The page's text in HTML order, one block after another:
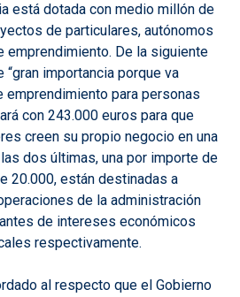
está dotada con medio millón de
de particulares, autónomos
emprendimiento. De la siguiente
“gran importancia porque va
para personas
con 243.000 euros para que
creen su propio negocio en una
las dos últimas, una por importe de
20.000, están destinadas a
de la administración
de intereses económicos
respectivamente.
al respecto que el Gobierno